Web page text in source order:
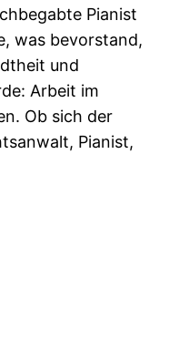
Pianist
was bevorstand,
und
Arbeit im
Ob sich der
Pianist,